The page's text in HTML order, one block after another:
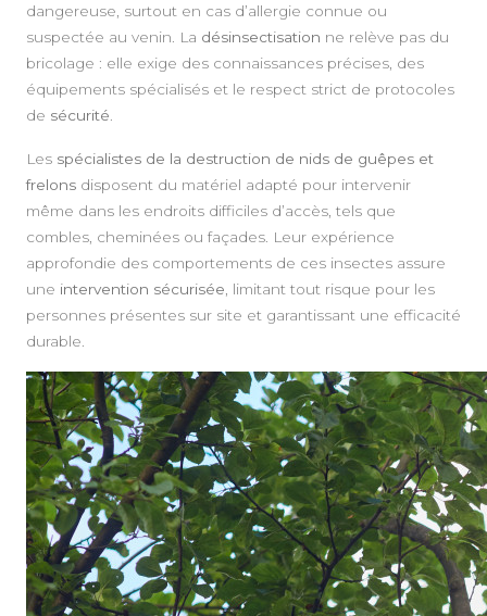
dangereuse, surtout en cas d’allergie connue ou
suspectée au venin. La désinsectisation ne relève pas du
bricolage : elle exige des connaissances précises, des
équipements spécialisés et le respect strict de protocoles
de sécurité
Les spécialistes de la destruction de nids de guêpes et
frelons disposent du matériel adapté pour intervenir
même dans les endroits difficiles d’accès, tels que
combles, cheminées ou façades. Leur expérience
approfondie des comportements de ces insectes assure
une intervention sécurisée , limitant tout risque pour les
personnes présentes sur site et garantissant une efficacité
durable.